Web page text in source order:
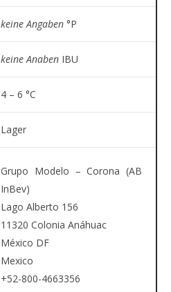
keine Angaben °P
keine Anaben IBU
4 – 6 °C
Lager
Grupo Modelo – Corona (AB
InBev)
Lago Alberto 156
11320 Colonia Anáhuac
México DF
Mexico
+52-800-4663356